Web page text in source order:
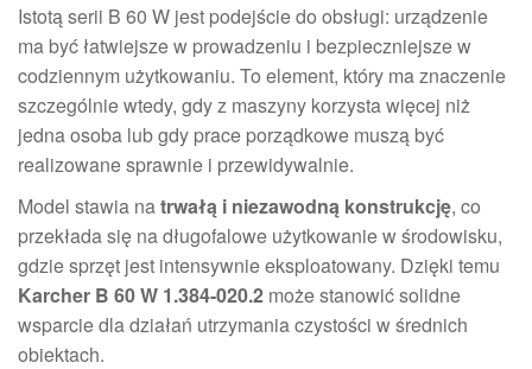
Istotą serii B 60 W jest podejście do obsługi: urządzenie
ma być łatwiejsze w prowadzeniu i bezpieczniejsze w
codziennym użytkowaniu. To element, który ma znaczenie
szczególnie wtedy, gdy z maszyny korzysta więcej niż
jedna osoba lub gdy prace porządkowe muszą być
realizowane sprawnie i przewidywalnie.
Model stawia natrwałą i niezawodną konstrukcję, co
przekłada się na długofalowe użytkowanie w środowisku,
gdzie sprzęt jest intensywnie eksploatowany. Dzięki temu
Karcher B 60 W 1.384-020.2 może stanowić solidne
wsparcie dla działań utrzymania czystości w średnich
obiektach.